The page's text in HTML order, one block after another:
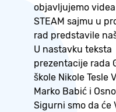
objavljujemo
STEAM sajmu u
rad predstavile
U nastavku
prezentacije rada
škole Nikole Tesle
Marko Babić i
Sigurni smo da će